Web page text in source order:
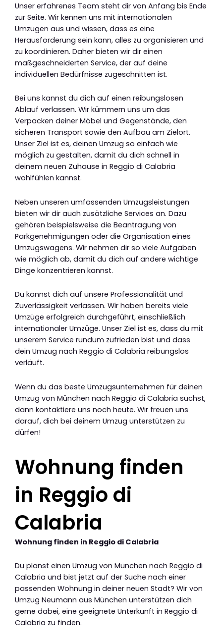
Unser erfahrenes Team steht dir von Anfang bis Ende
zur Seite. Wir kennen uns mit internationalen
Umzügen aus und wissen, dass es eine
Herausforderung sein kann, alles zu organisieren und
zu koordinieren. Daher bieten wir dir einen
maßgeschneiderten Service, der auf deine
individuellen Bedürfnisse zugeschnitten ist.
Bei uns kannst du dich auf einen reibungslosen
Ablauf verlassen. Wir kümmern uns um das
Verpacken deiner Möbel und Gegenstände, den
sicheren Transport sowie den Aufbau am Zielort.
Unser Ziel ist es, deinen Umzug so einfach wie
möglich zu gestalten, damit du dich schnell in
deinem neuen Zuhause in Reggio di Calabria
wohlfühlen kannst.
Neben unseren umfassenden Umzugsleistungen
bieten wir dir auch zusätzliche Services an. Dazu
gehören beispielsweise die Beantragung von
Parkgenehmigungen oder die Organisation eines
Umzugswagens. Wir nehmen dir so viele Aufgaben
wie möglich ab, damit du dich auf andere wichtige
Dinge konzentrieren kannst.
Du kannst dich auf unsere Professionalität und
Zuverlässigkeit verlassen. Wir haben bereits viele
Umzüge erfolgreich durchgeführt, einschließlich
internationaler Umzüge. Unser Ziel ist es, dass du mit
unserem Service rundum zufrieden bist und dass
dein Umzug nach Reggio di Calabria reibungslos
verläuft.
Wenn du das beste Umzugsunternehmen für deinen
Umzug von München nach Reggio di Calabria suchst,
dann kontaktiere uns noch heute. Wir freuen uns
darauf, dich bei deinem Umzug unterstützen zu
dürfen!
Wohnung finden
in Reggio di
Calabria
Wohnung finden in Reggio di Calabria
Du planst einen Umzug von München nach Reggio di
Calabria und bist jetzt auf der Suche nach einer
passenden Wohnung in deiner neuen Stadt? Wir von
Umzug Neumann aus München unterstützen dich
gerne dabei, eine geeignete Unterkunft in Reggio di
Calabria zu finden.